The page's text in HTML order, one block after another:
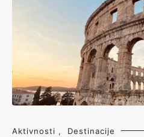
Aktivnosti , Destinacije